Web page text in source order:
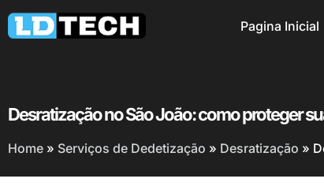
Pagina Inicial
Desratização no São João: como proteger
Home » Serviços de Dedetização » Desratização »